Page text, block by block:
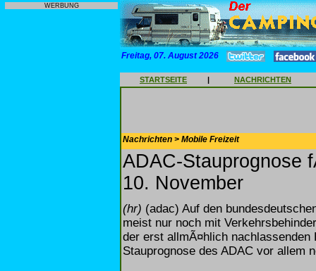
WERBUNG
Freitag, 07. August 2026
STARTSEITE | NACHRICHTEN
Nachrichten > Mobile Freizeit
ADAC-Stauprognose
10. November
(hr) (adac) Auf den
meist nur noch mit
der erst allmÃ¤hlich
Stauprognose des ADAC vor allem